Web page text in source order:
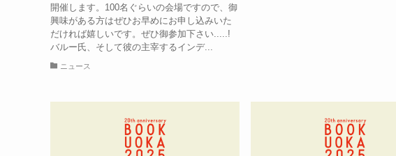
開催します。100名ぐらいの会場ですので、御
興味がある方はぜひお早めにお申し込みいた
だければ嬉しいです。ぜひ御参加下さい.....!
バルー氏、そして彼の主宰するインデ...
ニュース